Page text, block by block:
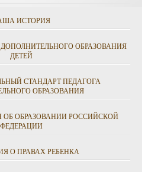
ИСТОРИЯ
ОБРАЗОВАНИЯ
ДЕТЕЙ
СТАНДАРТ ПЕДАГОГА
ОБРАЗОВАНИЯ
ОБ ОБРАЗОВАНИИ РОССИЙСКОЙ
ФЕДЕРАЦИИ
О ПРАВАХ РЕБЕНКА